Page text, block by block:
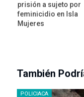
prisión a sujeto por
feminicidio en Isla
Mujeres
También
POLICIACA